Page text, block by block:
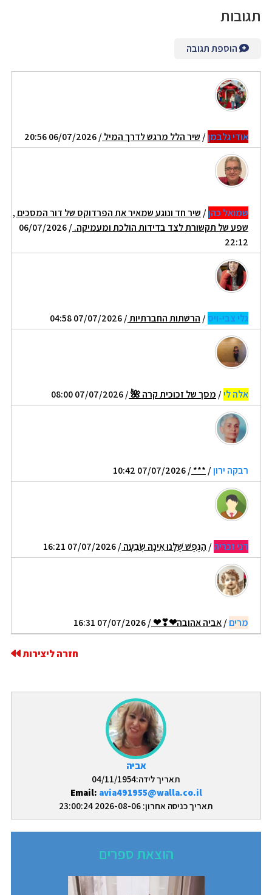
אביה
תאריך לידה:04/11/1954
Email: avia491955@walla.co.il
תאריך כניסה אחרון: 2026-08-06 23:00:24
הוצאת ספרים
תגובות
הוספת תגובה
אודי גלבמן/ שיר הלל מרגש לדרך המיל/ 06/07/2026 20:56
שמואל כהן/ שיר חד ונוגע שמאיר את הפרדוקס של דור המסכים ,
שפע של תקשורת לצד בדידות הולכת ומעמיקה.
/ 06/07/2026
22:12
גלי צבי-ויס/ הרשתות החברתיות/ 07/07/2026 04:58
אלה לי/ מסך של זכוכית קרה 🌺/ 07/07/2026 08:00
רבקה ירון/
***
/ 07/07/2026 10:42
דני זכריה/ הַנֶּפֶשׁ שֶׁלָּנוּ אֵינָהּ שְׂבֵעָה/ 07/07/2026 16:21
מרים/אביה אהובה❤❣❤/ 07/07/2026 16:31
חזרה ליצירות